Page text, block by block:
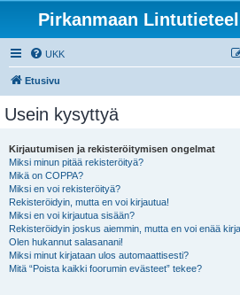
Pirkanmaan
UKK
Etusivu
Usein kysyttyä
Kirjautumisen ja rekisteröitymisen ongelmat
Miksi minun pitää rekisteröityä?
Mikä on COPPA?
Miksi en voi rekisteröityä?
Rekisteröidyin, mutta en voi kirjautua!
Miksi en voi kirjautua sisään?
Rekisteröidyin joskus aiemmin, mutta en voi enää
Olen hukannut salasanani!
Miksi minut kirjataan ulos automaattisesti?
Mitä “Poista kaikki foorumin evästeet” tekee?